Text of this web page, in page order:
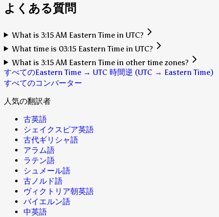
よくある質問
What is 3:15 AM Eastern Time in UTC?
What time is 03:15 Eastern Time in UTC?
What is 3:15 AM Eastern Time in other time zones?
すべてのEastern Time → UTC 時間逆 (UTC → Eastern Time)
すべてのコンバーター
人気の翻訳者
古英語
シェイクスピア英語
古代ギリシャ語
アラム語
ラテン語
シュメール語
古ノルド語
ヴィクトリア朝英語
バイエルン語
中英語